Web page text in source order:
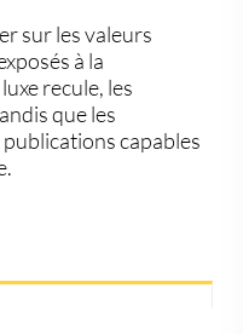
sur les valeurs
à la
recule, les
que les
capables